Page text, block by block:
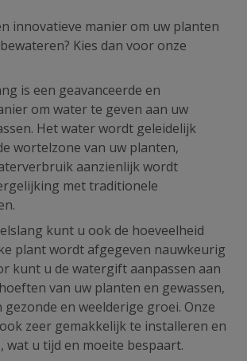
innovatieve manier om uw planten
Kies dan voor onze
is een geavanceerde en
om water te geven aan uw
Het water wordt geleidelijk
wortelzone van uw planten,
aanzienlijk wordt
met traditionele
kunt u ook de hoeveelheid
plant wordt afgegeven nauwkeurig
kunt u de watergift aanpassen aan
van uw planten en gewassen,
en weelderige groei. Onze
zeer gemakkelijk te installeren en
wat u tijd en moeite bespaart.